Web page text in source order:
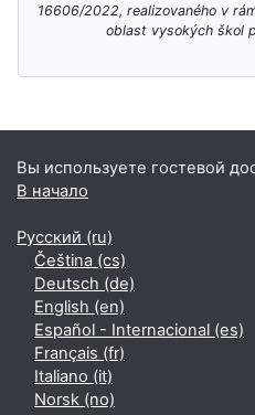
16606/2022, realizovaného v
oblast vysokých škol
Дополнительные
Вы используете гостевой
В начало
Русский ‎(ru)‎
Čeština ‎(cs)‎
Deutsch ‎(de)‎
English ‎(en)‎
Español - Internacional ‎(es)‎
Français ‎(fr)‎
Italiano ‎(it)‎
Norsk ‎(no)‎